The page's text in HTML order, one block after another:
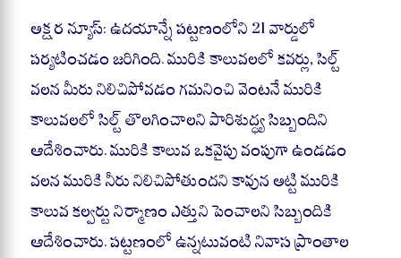
ts
A
pp
bo
okgr
a
m
re
అక్షర న్యూస్: ఉదయాన్నే పట్టణంలోని 21 వార్డులో
పర్యటించడం జరిగింది. మురికి కాలువలలో కవర్లు, సిల్ట్
వలన మీరు నిలిచిపోవడం గమనించి వెంటనే మురికి
కాలువలలో సిల్ట్ తొలగించాలని పారిశుద్ధ్య సిబ్బందిని
ఆదేశించారు. మురికి కాలువ ఒకవైపు వంపుగా ఉండడం
వలన మురికి నీరు నిలిచిపోతుందని కావున అట్టి మురికి
కాలువ కల్వర్టు నిర్మాణం ఎత్తుని పెంచాలని సిబ్బందికి
ఆదేశించారు. పట్టణంలో ఉన్నటువంటి నివాస ప్రాంతాల